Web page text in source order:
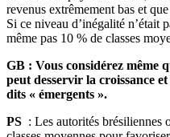
revenus extrêmement bas et
Si ce niveau d’inégalité n’était
même pas 10 % de classes
GB : Vous considérez même
peut desservir la croissance
dits « émergents ».
PS : Les autorités brésiliennes